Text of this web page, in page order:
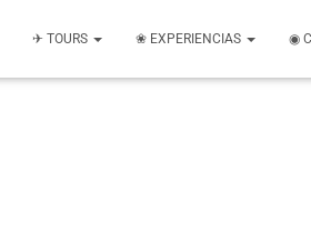
✈ TOURS ❀ EXPERIENCIAS ◉